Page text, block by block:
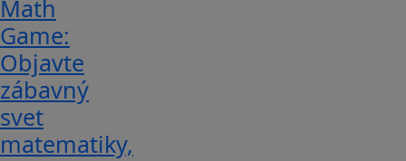
Math
Game:
Objavte
zábavný
svet
matematiky,